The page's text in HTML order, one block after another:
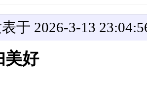
于 2026-3-13
美好
职